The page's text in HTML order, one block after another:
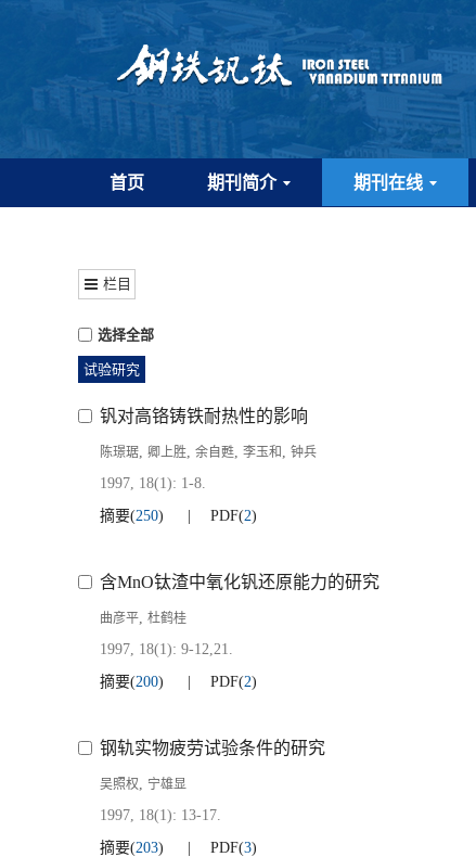
首页 期刊简介 期刊在线
栏目
选择全部
试验研究
钒对高铬铸铁耐热性的影响
陈璟琚, 卿上胜, 余自甦, 李玉和 , 钟兵
1997, 18(1): 1-8.
摘要(250) PDF(2)
含MnO钛渣中氧化钒还原能力的研究
曲彦平, 杜鹤桂
1997, 18(1): 9-12,21.
摘要(200) PDF(2)
钢轨实物疲劳试验条件的研究
吴照权, 宁雄显
1997, 18(1): 13-17.
摘要(203) PDF(3)